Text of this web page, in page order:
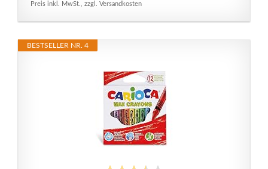
Preis inkl. MwSt., zzgl. Versandkosten
BESTSELLER NR. 4